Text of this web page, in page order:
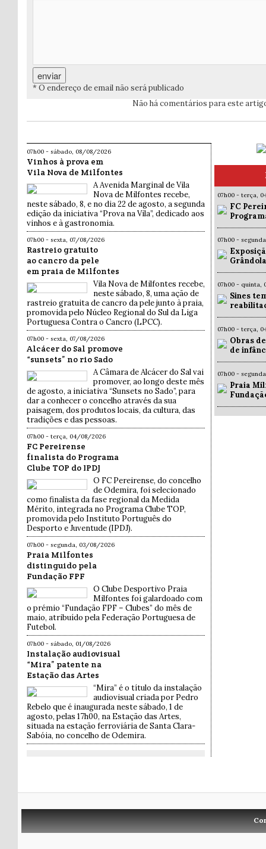
* O endereço de email não será publicado
Não há comentários para este
07h00 - sábado, 08/08/2026
Vinhos à prova em
Vila Nova de Milfontes
A Avenida Marginal de Vila
Nova de Milfontes recebe,
neste sábado, 8, e no dia 22 de agosto, a segunda
edição da iniciativa “Prova na Vila”, dedicado aos
vinhos e à gastronomia.
07h00 - sexta, 07/08/2026
Rastreio gratuito
ao cancro da pele
em praia de Milfontes
Vila Nova de Milfontes recebe,
neste sábado, 8, uma ação de
rastreio gratuita de cancro da pele junto à praia,
promovida pelo Núcleo Regional do Sul da Liga
Portuguesa Contra o Cancro (LPCC).
07h00 - sexta, 07/08/2026
Alcácer do Sal promove
“sunsets” no rio Sado
A Câmara de Alcácer do Sal vai
promover, ao longo deste mês
de agosto, a iniciativa “Sunsets no Sado”, para
dar a conhecer o concelho através da sua
paisagem, dos produtos locais, da cultura, das
tradições e das pessoas.
07h00 - terça, 04/08/2026
FC Pereirense
finalista do Programa
Clube TOP do IPDJ
O FC Pereirense, do concelho
de Odemira, foi selecionado
como finalista da fase regional da Medida
Mérito, integrada no Programa Clube TOP,
promovida pelo Instituto Português do
Desporto e Juventude (IPDJ).
07h00 - segunda, 03/08/2026
Praia Milfontes
distinguido pela
Fundação FPF
O Clube Desportivo Praia
Milfontes foi galardoado com
o prémio “Fundação FPF – Clubes” do mês de
maio, atribuído pela Federação Portuguesa de
Futebol.
07h00 - sábado, 01/08/2026
Instalação audiovisual
“Mira” patente na
Estação das Artes
“Mira” é o título da instalação
audiovisual criada por Pedro
Rebelo que é inaugurada neste sábado, 1 de
agosto, pelas 17h00, na Estação das Artes,
situada na estação ferroviária de Santa Clara-
Sabóia, no concelho de Odemira.
07h00 - terça,
FC
07h00 -
07h00 - quinta,
Sines
07h00 - terça,
Obras
de
07h00 -
Praia